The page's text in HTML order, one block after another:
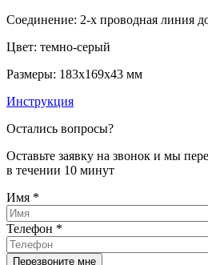
Соединение: 2-х проводная линия
Цвет: темно-серый
Размеры: 183х169х43 мм
Инструкция
Остались вопросы?
Оставьте заявку на звонок и мы
в течении 10 минут
Имя *
Телефон *